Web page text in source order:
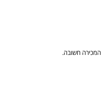
המכירה חשובה.